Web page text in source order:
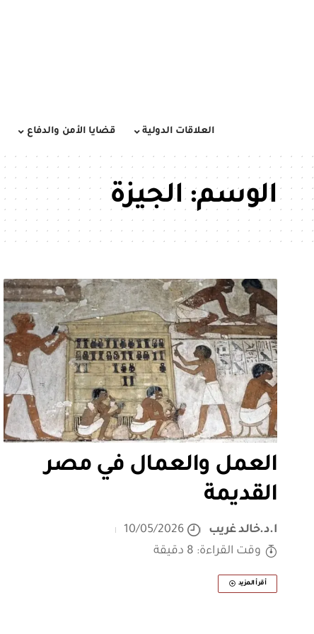
العلاقات الدولية قضايا الأمن والدفاع
الوسم:الجيزة
العمل والعمال في مصر
القديمة
ا.د.خالد غريب
10/05/2026
وقت القراءة: 8 دقيقة
أقرأ المزيد